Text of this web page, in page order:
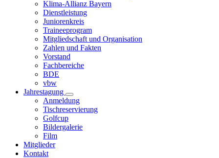
Klima-Allianz Bayern
Dienstleistung
Juniorenkreis
Traineeprogram
Mitgliedschaft und Organisation
Zahlen und Fakten
Vorstand
Fachbereiche
BDE
vbw
Jahrestagung
Anmeldung
Tischreservierung
Golfcup
Bildergalerie
Film
Mitglieder
Kontakt